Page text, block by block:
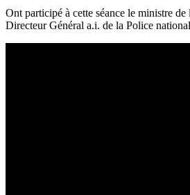
Ont participé à cette séance le ministre
Directeur Général a.i. de la Police